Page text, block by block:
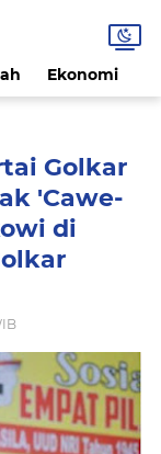
Ekonomi
Golkar
'Cawe-
di